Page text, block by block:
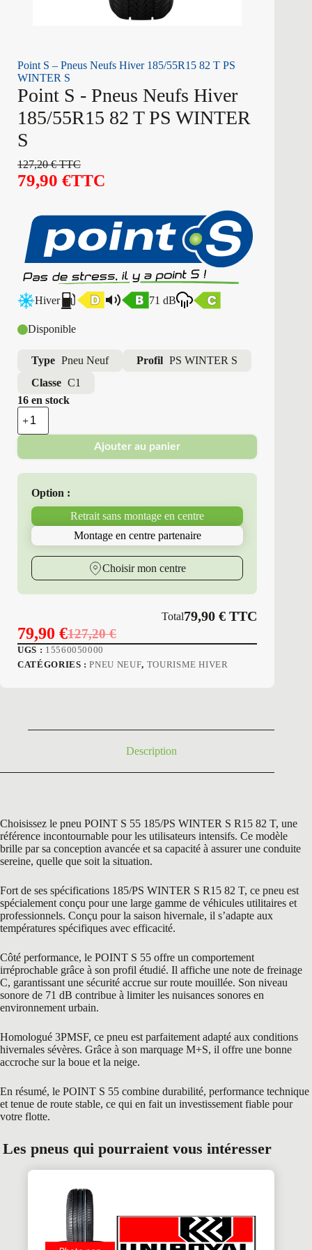
Point S – Pneus Neufs Hiver 185/55R15 82 T PS
WINTER S
Point S - Pneus Neufs Hiver
185/55R15 82 T PS WINTER
S
127,20€TTC
79,90 €TTC
Hiver 71 dB
Disponible
Type Pneu Neuf Profil PS WINTER S
Classe C1
16 en stock
quantité
de
Point
-
Pneus
Hiver
185/55R15
WINTER
Ajouter au panier
Option :
Retrait sans montage en centre
Montage en centre partenaire
Choisir mon centre
Total79,90€ TTC
127,20€
Le
prix
79,90 €Le
prix
UGS : 15560050000
CATÉGORIES :PNEU NEUF, TOURISME HIVER
Description
Choisissez le pneu POINT S 55 185/PS WINTER S R15 82 T, une
référence incontournable pour les utilisateurs intensifs. Ce modèle
brille par sa conception avancée et sa capacité à assurer une conduite
sereine, quelle que soit la situation.
Fort de ses spécifications 185/PS WINTER S R15 82 T, ce pneu est
spécialement conçu pour une large gamme de véhicules utilitaires et
professionnels. Conçu pour la saison hivernale, il s’adapte aux
températures spécifiques avec efficacité.
Côté performance, le POINT S 55 offre un comportement
irréprochable grâce à son profil étudié. Il affiche une note de freinage
C, garantissant une sécurité accrue sur route mouillée. Son niveau
sonore de 71 dB contribue à limiter les nuisances sonores en
environnement urbain.
Homologué 3PMSF, ce pneu est parfaitement adapté aux conditions
hivernales sévères. Grâce à son marquage M+S, il offre une bonne
accroche sur la boue et la neige.
En résumé, le POINT S 55 combine durabilité, performance technique
et tenue de route stable, ce qui en fait un investissement fiable pour
votre flotte.
Les pneus qui pourraient vous intéresser